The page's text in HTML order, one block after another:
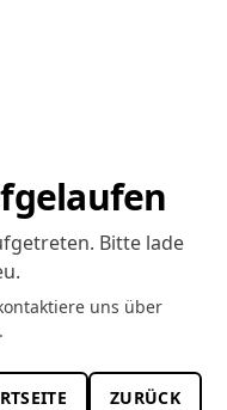
Bitte lade
uns über
ZURÜCK